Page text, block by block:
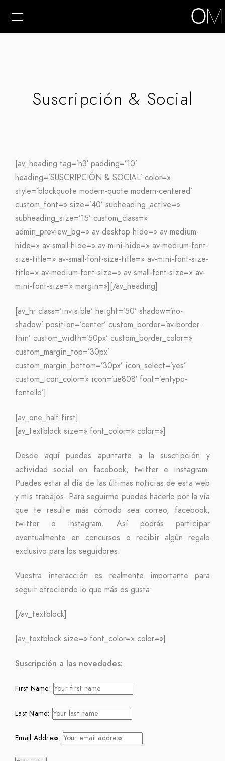
Suscripción & Social
[av_heading tag=’h3′ padding=’10’
heading=’SUSCRIPCIÓN & SOCIAL’ color=»
style=’blockquote modern-quote modern-centered’
custom_font=» size=’40’ subheading_active=»
subheading_size=’15’ custom_class=»
admin_preview_bg=» av-desktop-hide=» av-medium-
hide=» av-small-hide=» av-mini-hide=» av-medium-font-
size-title=» av-small-font-size-title=» av-mini-font-size-
title=» av-medium-font-size=» av-small-font-size=» av-
mini-font-size=» margin=»][/av_heading]
[av_hr class=’invisible’ height=’50’ shadow=’no-
shadow’ position=’center’ custom_border=’av-border-
thin’ custom_width=’50px’ custom_border_color=»
custom_margin_top=’30px’
custom_margin_bottom=’30px’ icon_select=’yes’
custom_icon_color=» icon=’ue808′ font=’entypo-
fontello’]
[av_one_half first]
[av_textblock size=» font_color=» color=»]
Desde aquí puedes apuntarte a la suscripción y
actividad social en facebook, twitter e instagram.
Puedes estar al día de las últimas noticias de esta web
y mis trabajos. Para seguirme puedes hacerlo por la vía
que te resulte más cómodo sea correo, facebook,
twitter o instagram. Así podrás participar
eventualmente en concursos o recibir algún regalo
exclusivo para los seguidores.
Vuestra interacción es realmente importante para
seguir ofreciendo lo que más os gusta:
[/av_textblock]
[av_textblock size=» font_color=» color=»]
Suscripción a las novedades:
First Name:
Last Name:
Email Address: